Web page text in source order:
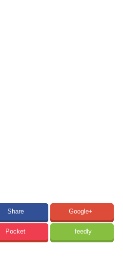
Share Google+
Pocket feedly